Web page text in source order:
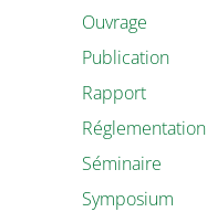
Ouvrage
Publication
Rapport
Réglementation
Séminaire
Symposium